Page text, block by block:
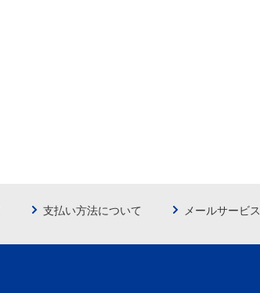
支払い方法について メールサービス